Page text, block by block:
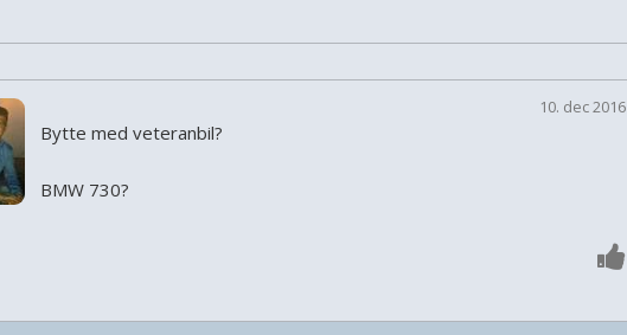
10. dec 2016
Bytte med veteranbil?
BMW 730?